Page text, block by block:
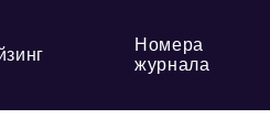
Номера
журнала